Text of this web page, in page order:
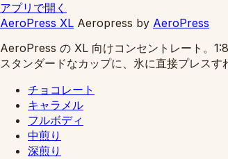
アプリで開く
AeroPress XL Aeropress by AeroPress
AeroPress の XL 向けコンセントレート。
スタンダードなカップに、氷に直接プレスす
チョコレート
キャラメル
フルボディ
中煎り
深煎り